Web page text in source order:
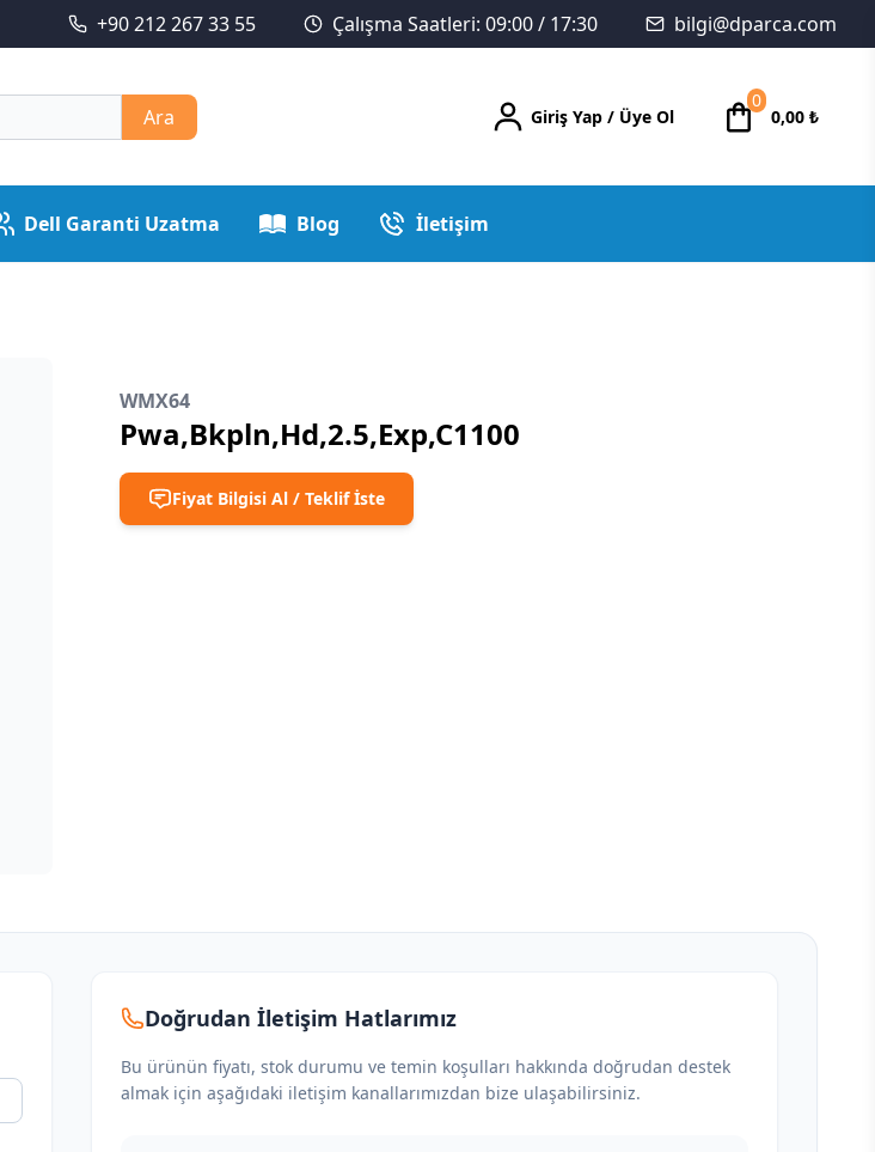
+90 212 267 33 55 Çalışma Saatleri: 09:00 / 17:30 bilgi@dparca.com
Ara Giriş Yap / Üye Ol
0
0,00 ₺
Dell Garanti Uzatma Blog İletişim
WMX64
Pwa,Bkpln,Hd,2.5,Exp,C1100
Fiyat Bilgisi Al / Teklif İste
Doğrudan İletişim Hatlarımız
Bu ürünün fiyatı, stok durumu ve temin koşulları hakkında doğrudan destek
almak için aşağıdaki iletişim kanallarımızdan bize ulaşabilirsiniz.